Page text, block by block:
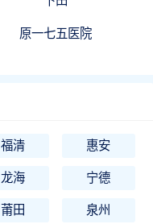
原一七五医院
福清 惠安
龙海 宁德
莆田 泉州